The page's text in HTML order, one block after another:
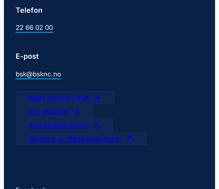
Telefon
22 66 02 00
E-post
bsk@bsknc.no
Meld deg inn i BSK
Om klubben
Klubbkolleksjonen
Booking av Bækkelagshuset